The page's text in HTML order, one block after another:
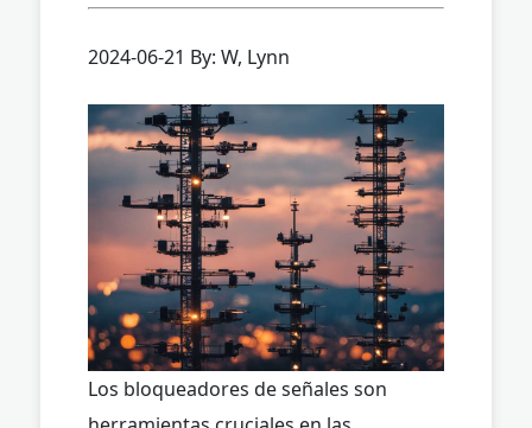
2024-06-21 By: W, Lynn
Los bloqueadores de señales son